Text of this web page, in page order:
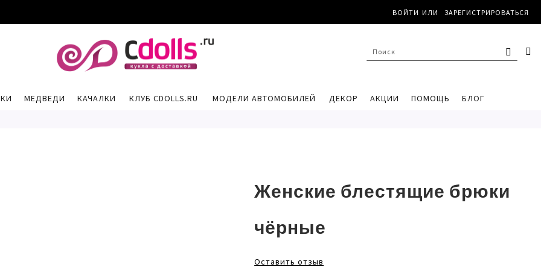
ВОЙТИ ЗАРЕГИСТРИРОВАТЬСЯ
ПОИСК
МЕДВЕДИ КАЧАЛКИ КЛУБ CDOLLS.RU МОДЕЛИ АВТОМОБИЛЕЙ ДЕКОР АКЦИИ ПОМОЩЬ БЛОГ
Женские блестящие брюки
чёрные
Оставить отзыв